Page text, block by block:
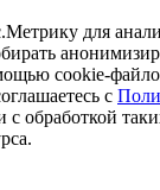
для
cookie-
с
с обработкой